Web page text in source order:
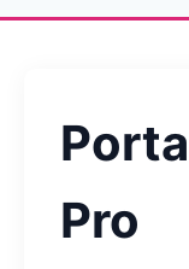
Pro